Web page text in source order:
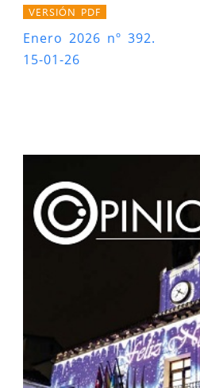
VERSIÓN PDF
Enero 2026 nº 392.
15-01-26